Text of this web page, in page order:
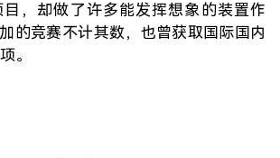
，却做了许多能发挥想象的装置作
的竞赛不计其数，也曾获取国际国内
。